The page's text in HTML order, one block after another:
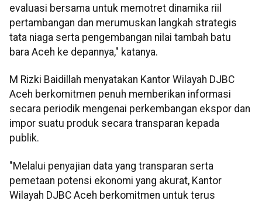
evaluasi bersama untuk memotret dinamika riil
pertambangan dan merumuskan langkah strategis
tata niaga serta pengembangan nilai tambah batu
bara Aceh ke depannya," katanya.
M Rizki Baidillah menyatakan Kantor Wilayah DJBC
Aceh berkomitmen penuh memberikan informasi
secara periodik mengenai perkembangan ekspor dan
impor suatu produk secara transparan kepada
publik.
"Melalui penyajian data yang transparan serta
pemetaan potensi ekonomi yang akurat, Kantor
Wilayah DJBC Aceh berkomitmen untuk terus